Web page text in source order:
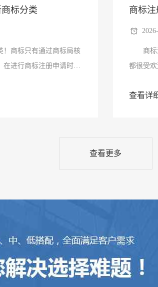
标分类
商标只有通过商标局核
在进行商标注册申请时，
商标
商标注
都很受
查看详
查看更多